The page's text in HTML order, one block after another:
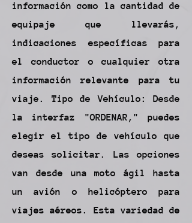
información como la cantidad de
equipaje que llevarás,
indicaciones específicas para
el conductor o cualquier otra
información relevante para tu
viaje. Tipo de Vehículo: Desde
la interfaz "ORDENAR," puedes
elegir el tipo de vehículo que
deseas solicitar. Las opciones
van desde una moto ágil hasta
un avión o helicóptero para
viajes aéreos. Esta variedad de